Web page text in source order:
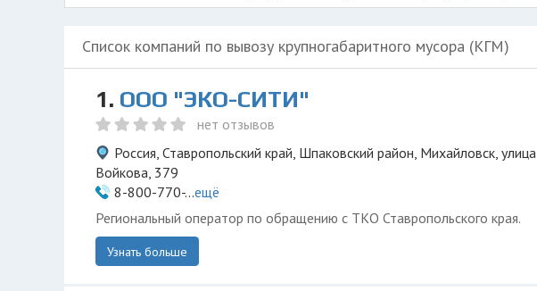
Список компаний по вывозу крупногабаритного мусора (КГМ)
1. ООО "ЭКО-СИТИ"
нет отзывов
Россия, Ставропольский край, Шпаковский район, Михайловск, улица
Войкова, 379
8-800-770-...ещё
Региональный оператор по обращению с ТКО Ставропольского края.
Узнать больше